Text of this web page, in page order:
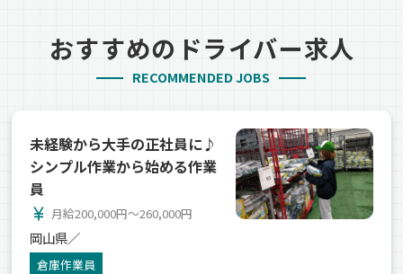
おすすめのドライバー求人
RECOMMENDED JOBS
未経験から大手の正社員に♪
シンプル作業から始める作業
員
currency_yen 月給200,000円～260,000円
岡山県／
倉庫作業員